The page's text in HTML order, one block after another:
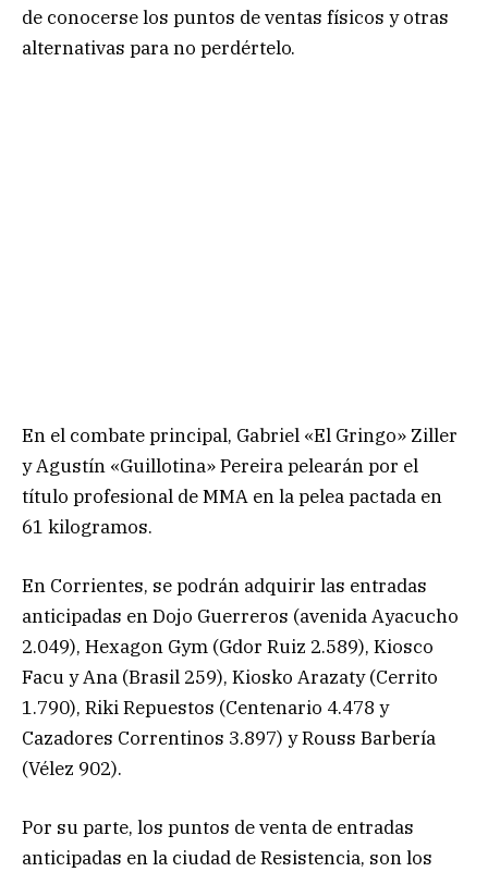
de conocerse los puntos de ventas físicos y otras
alternativas para no perdértelo.
En el combate principal, Gabriel «El Gringo» Ziller
y Agustín «Guillotina» Pereira pelearán por el
título profesional de MMA en la pelea pactada en
61 kilogramos.
En Corrientes, se podrán adquirir las entradas
anticipadas en Dojo Guerreros (avenida Ayacucho
2.049), Hexagon Gym (Gdor Ruiz 2.589), Kiosco
Facu y Ana (Brasil 259), Kiosko Arazaty (Cerrito
1.790), Riki Repuestos (Centenario 4.478 y
Cazadores Correntinos 3.897) y Rouss Barbería
(Vélez 902).
Por su parte, los puntos de venta de entradas
anticipadas en la ciudad de Resistencia, son los